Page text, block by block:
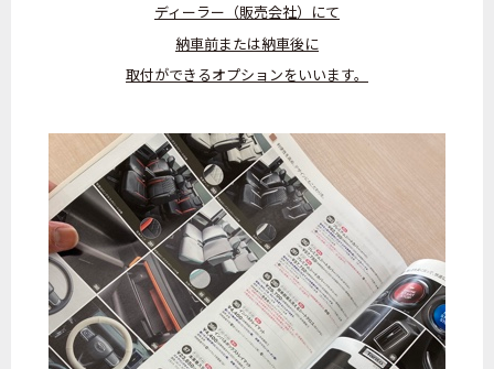
ディーラー（販売会社）にて
納車前または納車後に
取付ができるオプションをいいます。